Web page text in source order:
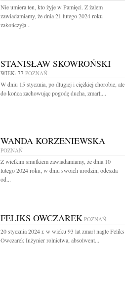
Nie umiera ten, kto żyje w Pamięci. Z żalem
zawiadamiamy, że dnia 21 lutego 2024 roku
zakończyła...
STANISŁAW SKOWROŃSKI
WIEK: 77 POZNAŃ
W dniu 15 stycznia, po długiej i ciężkiej chorobie, ale
do końca zachowując pogodę ducha, zmarł,...
WANDA KORZENIEWSKA
POZNAŃ
Z wielkim smutkiem zawiadamiamy, że dnia 10
lutego 2024 roku, w dniu swoich urodzin, odeszła
od...
FELIKS OWCZAREK POZNAŃ
20 stycznia 2024 r. w wieku 93 lat zmarł nagle Feliks
Owczarek Inżynier rolnictwa, absolwent...